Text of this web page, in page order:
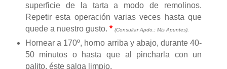
superficie de la tarta a modo de remolinos.
Repetir esta operación varias veces hasta que
quede a nuestro gusto. * (Consultar Apdo.: Mis Apuntes).
Hornear a 170º, horno arriba y abajo, durante 40-
50 minutos o hasta que al pincharla con un
palito, éste salga limpio.